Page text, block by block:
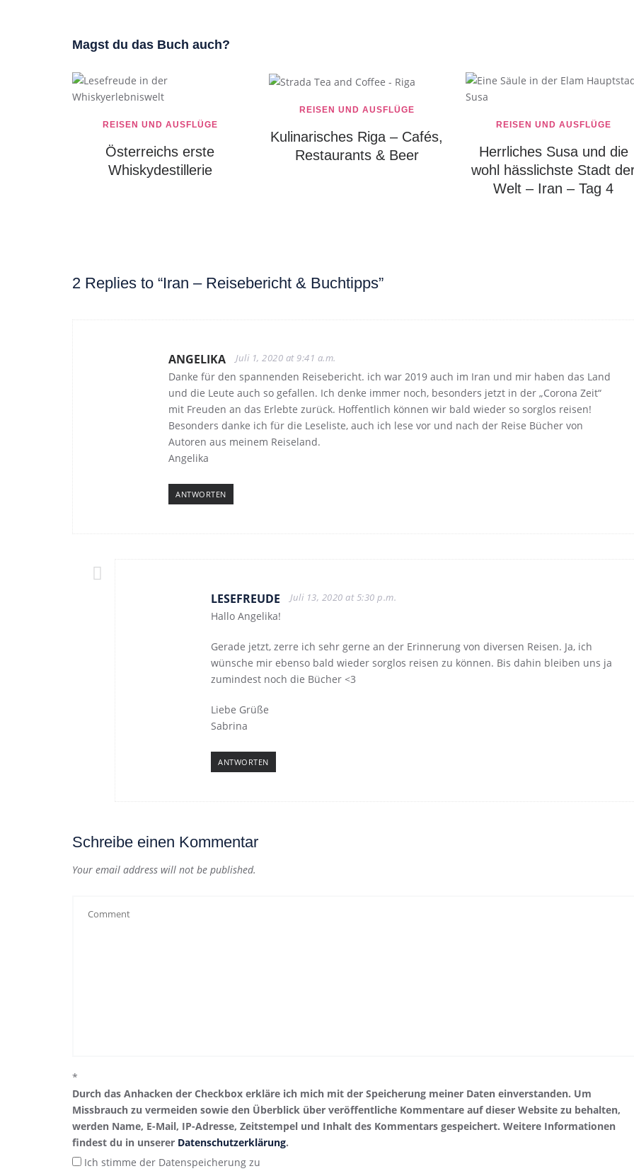
Magst du das Buch auch?
REISEN UND AUSFLÜGE
Österreichs erste
Whiskydestillerie
REISEN UND AUSFLÜGE
Kulinarisches Riga – Cafés,
Restaurants & Beer
REISEN UND AUSFLÜGE
Herrliches Susa und die
wohl hässlichste Stadt
Welt – Iran – Tag 4
2 Replies to “Iran – Reisebericht & Buchtipps”
ANGELIKA Juli 1, 2020 at 9:41 a.m.
Danke für den spannenden Reisebericht. ich war 2019 auch im Iran und mir haben das Land
und die Leute auch so gefallen. Ich denke immer noch, besonders jetzt in der „Corona Zeit“
mit Freuden an das Erlebte zurück. Hoffentlich können wir bald wieder so sorglos reisen!
Besonders danke ich für die Leseliste, auch ich lese vor und nach der Reise Bücher von
Autoren aus meinem Reiseland.
Angelika
ANTWORTEN
LESEFREUDE Juli 13, 2020 at 5:30 p.m.
Hallo Angelika!
Gerade jetzt, zerre ich sehr gerne an der Erinnerung von diversen Reisen. Ja, ich
wünsche mir ebenso bald wieder sorglos reisen zu können. Bis dahin bleiben uns ja
zumindest noch die Bücher <3
Liebe Grüße
Sabrina
ANTWORTEN
Schreibe einen Kommentar
Your email address will not be published.
*
Durch das Anhacken der Checkbox erkläre ich mich mit der Speicherung meiner Daten einverstanden. Um
Missbrauch zu vermeiden sowie den Überblick über veröffentliche Kommentare auf dieser Website zu behalten,
werden Name, E-Mail, IP-Adresse, Zeitstempel und Inhalt des Kommentars gespeichert. Weitere Informationen
findest du in unserer Datenschutzerklärung.
Ich stimme der Datenspeicherung zu